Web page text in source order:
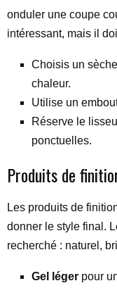
onduler une coupe
intéressant, mais il
Choisis un
chaleur.
Utilise un
Réserve le
ponctuelles.
Produits de
Les produits de
donner le style final.
recherché : naturel,
Gel léger pour